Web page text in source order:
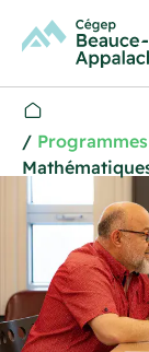
/